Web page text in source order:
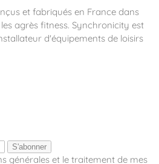
et fabriqués en France dans
agrès fitness. Synchronicity est
d'équipements de loisirs
S'abonner
générales et le traitement de mes